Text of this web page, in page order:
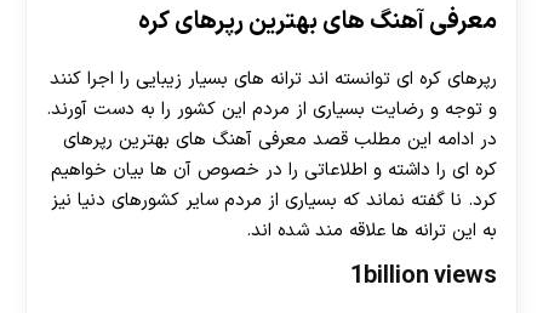
معرفی آهنگ های بهترین رپرهای کره
رپرهای کره ای توانسته اند ترانه های بسیار زیبایی را اجرا کنند
و توجه و رضایت بسیاری از مردم این کشور را به دست آورند.
در ادامه این مطلب قصد معرفی آهنگ های بهترین رپرهای
کره ای را داشته و اطلاعاتی را در خصوص آن ها بیان خواهیم
کرد. نا گفته نماند که بسیاری از مردم سایر کشورهای دنیا نیز
به این ترانه ها علاقه مند شده اند.
1billion views